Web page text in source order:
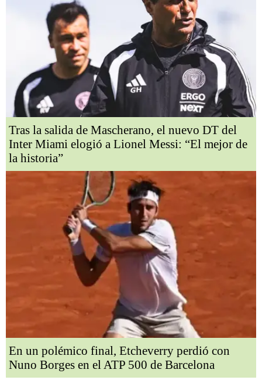
Tras la salida de Mascherano, el nuevo DT del
Inter Miami elogió a Lionel Messi: “El mejor de
la historia”
En un polémico final, Etcheverry perdió con
Nuno Borges en el ATP 500 de Barcelona